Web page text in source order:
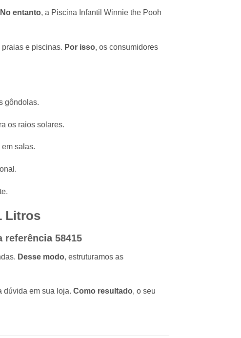
No entanto, a Piscina Infantil Winnie the Pooh
e piscinas. Por isso, os consumidores
gôndolas.
os raios solares.
salas.
Litros
58415
Desse modo, estruturamos as
dúvida em sua loja. Como resultado, o seu